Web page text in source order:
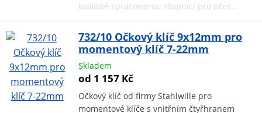
kvalitně zpracovanou stupnici pro přes…
732/10 Očkový klíč 9x12mm pro
momentový klíč 7-22mm
Skladem
od 1 157 Kč
Očkový klíč od firmy Stahlwille pro
momentové klíče s vnitřním čtyřhranem